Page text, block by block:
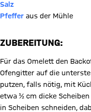
Salz
Pfeffer aus der Mühle
ZUBEREITUNG:
Für das Omelett den
Ofengitter auf die unterste
putzen, falls nötig, mit
etwa ½ cm dicke Scheiben
in Scheiben schneiden,